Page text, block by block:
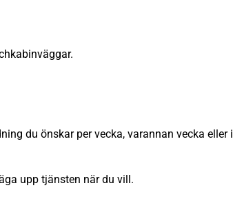
du önskar per vecka, varannan vecka eller i
upp tjänsten när du vill.